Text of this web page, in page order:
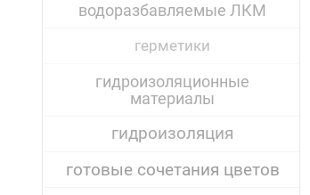
водоразбавляемые ЛКМ
герметики
гидроизоляционные
материалы
гидроизоляция
готовые сочетания цветов